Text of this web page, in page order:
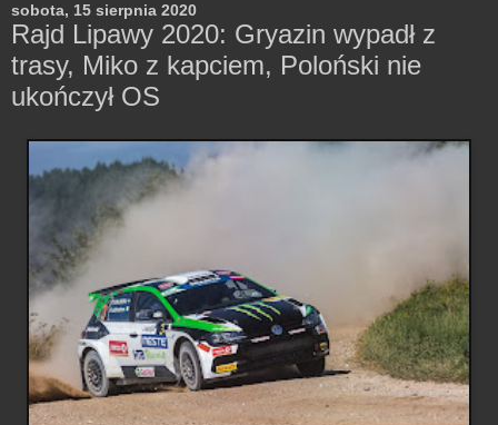
sobota, 15 sierpnia 2020
Rajd Lipawy 2020: Gryazin wypadł z
trasy, Miko z kapciem, Poloński nie
ukończył OS